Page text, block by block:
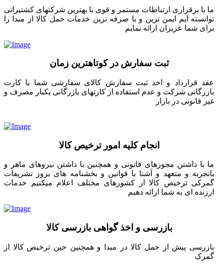
ما با برقراری ارتباطات مستمر و قوی با بهترین شرکتهای کشتیرانی
توانسته ایم ایمن ترین و با صرفه ترین خدمات حمل کالا از مبدا را
برای شما عزیزان ارائه نمایم
ثبت سفارش در کوتاهترین زمان
عقد قرارداد و اخذ ثبت سفارش کالای سفارشی شما با کارت
بازرگانی شرکت و عدم استفاده از کارتهای بازرگانی یکبار مصرف و
غیر قانونی در بازار
انجام کلیه امور ترخیص کالا
ما با داشتن مجوزهای قانونی و همچنین با داشتن نیروهای ماهر و
باتجربه و متعهد و آشنا با قوانین و بخشنامه های بروز تشریفات
گمرکی ترخیص کالا از کشورهای مختلف اعلام میکنیم خدمات
ارزنده ای به شما ارائه دهیم
بازرسی و اخذ گواهی بازرسی کالا
بازرسی پیش از حمل کالا در مبدا و همچنین حین ترخیص کالا از
گمرک